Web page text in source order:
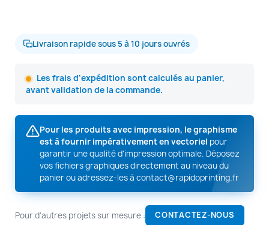
Livraison rapide sous 5 à 10 jours ouvrés
Les frais d'expédition sont calculés au panier,
avant validation de la commande.
Pour les produits avec impression, le graphisme
est à fournir impérativement en vectoriel pour
garantir une qualité d'impression optimale. Déposez
vos fichiers graphiques directement au niveau du
panier ou adressez-les àcontact@rapidoprinting.fr
Pour d'autres projets sur mesure : CONTACTEZ-NOUS